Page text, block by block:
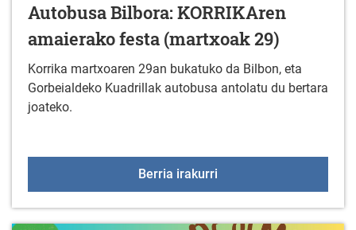
Autobusa Bilbora: KORRIKAren
amaierako festa (martxoak 29)
Korrika martxoaren 29an bukatuko da Bilbon, eta
Gorbeialdeko Kuadrillak autobusa antolatu du bertara
joateko.
Berria irakurri